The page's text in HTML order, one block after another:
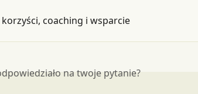
coaching i wsparcie
na twoje pytanie?